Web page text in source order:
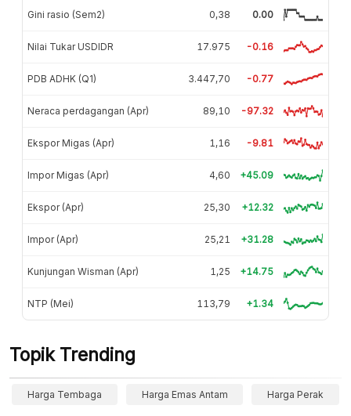
Gini rasio (Sem2) 0,38 0.00
Nilai Tukar USDIDR 17.975 -0.16
PDB ADHK (Q1) 3.447,70 -0.77
Neraca perdagangan (Apr) 89,10 -97.32
Ekspor Migas (Apr) 1,16 -9.81
Impor Migas (Apr) 4,60 +45.09
Ekspor (Apr) 25,30 +12.32
Impor (Apr) 25,21 +31.28
Kunjungan Wisman (Apr) 1,25 +14.75
NTP (Mei) 113,79 +1.34
Topik Trending
Harga Tembaga Harga Emas Antam Harga Perak